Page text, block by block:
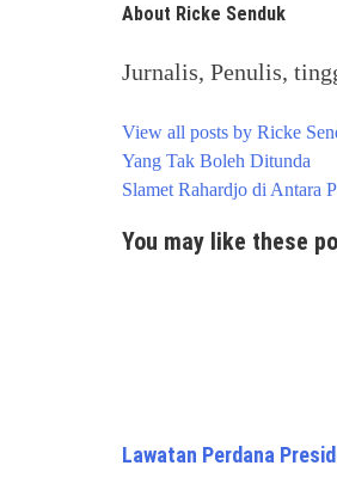
About Ricke Senduk
Jurnalis, Penulis,
View all posts by Ricke
Post
navigation
Yang Tak Boleh Ditunda
Slamet Rahardjo di Antara
You may like these
Lawatan Perdana